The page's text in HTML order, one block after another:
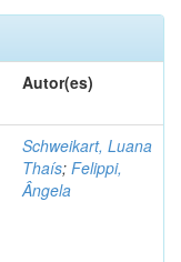
Autor(es)
Schweikart, Luana
Thaís; Felippi,
Ângela